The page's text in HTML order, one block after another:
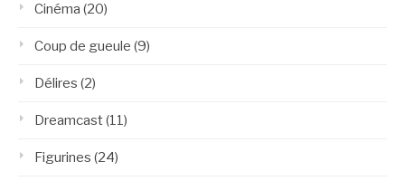
Cinéma (20)
Coup de gueule (9)
Délires (2)
Dreamcast(11)
Figurines (24)